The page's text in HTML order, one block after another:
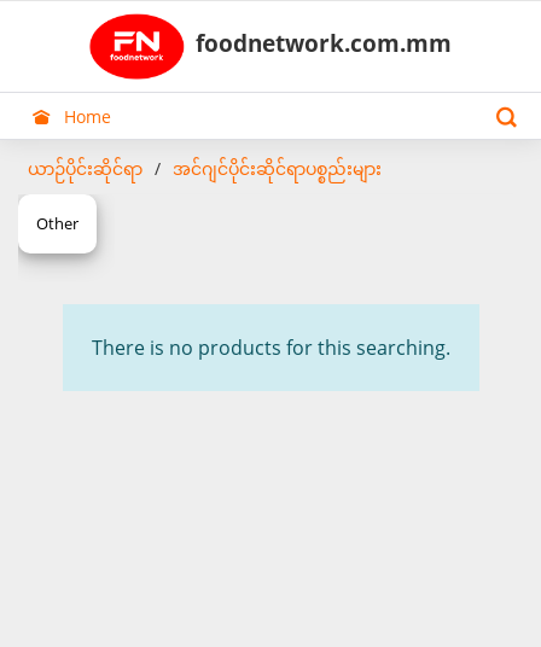
foodnetwork.com.mm
Home
ယာဉ်ပိုင်းဆိုင်ရာ အင်ဂျင်ပိုင်းဆိုင်ရာပစ္စည်းများ
Other
There is no products for this searching.